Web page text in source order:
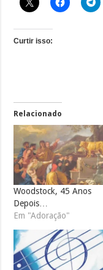
Curtir isso:
Relacionado
Woodstock, 45 Anos
Depois…
Em "Adoração"